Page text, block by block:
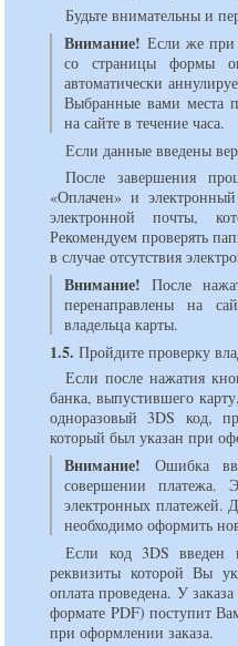
Будьте внимательны и
Внимание! Если же при
со страницы формы
автоматически
Выбранные вами места
на сайте в течение часа.
Если данные введены
После завершения
«Оплачен» и
электронной почты,
Рекомендуем проверять
в случае отсутствия
Внимание! После
перенаправлены на
владельца карты.
1.5. Пройдите проверку
Если после нажатия
банка, выпустившего
одноразовый 3DS код,
который был указан при
Внимание! Ошибка
совершении платежа.
электронных платежей.
необходимо оформить
Если код 3DS введен
реквизиты которой Вы
оплата проведена. У
формате PDF) поступит
при оформлении заказа.